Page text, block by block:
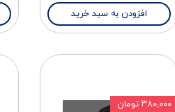
افزودن به سبد خرید
۳۸۰,۰۰۰ تومان